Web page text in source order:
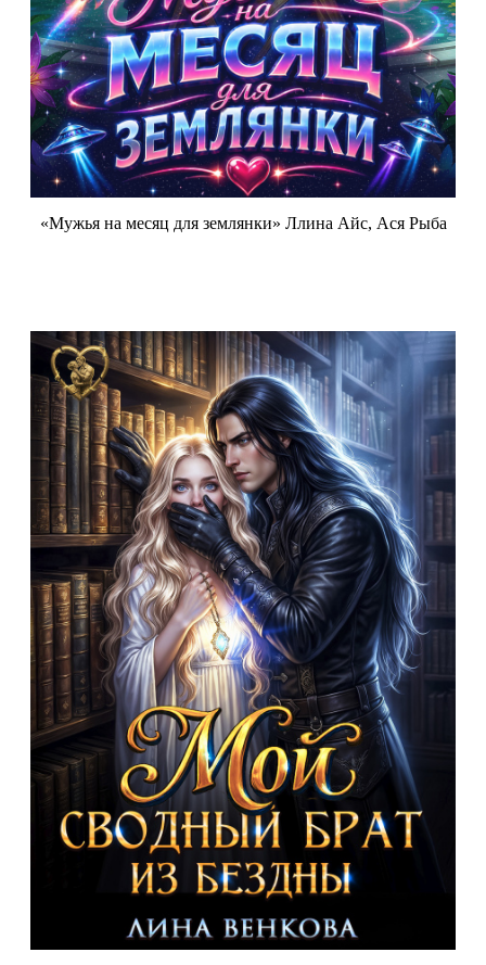
«Мужья на месяц для землянки» Ллина Айс, Ася Рыба